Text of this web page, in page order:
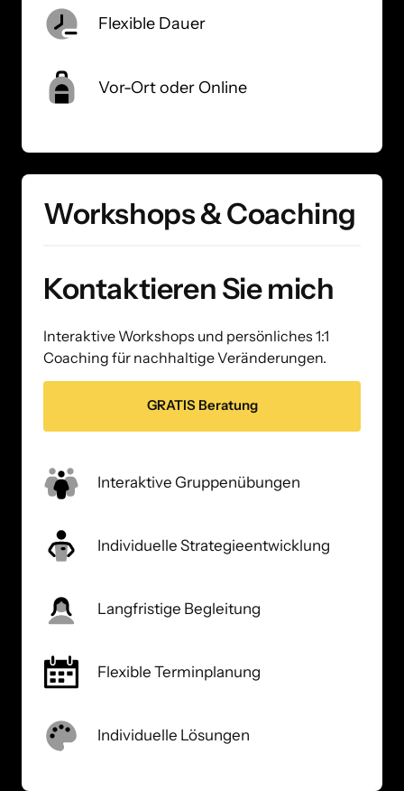
Flexible Dauer
Vor-Ort oder Online
Workshops & Coaching
Kontaktieren Sie mich
Interaktive Workshops und persönliches 1:1
Coaching für nachhaltige Veränderungen.
GRATIS Beratung
Interaktive Gruppenübungen
Individuelle Strategieentwicklung
Langfristige Begleitung
Flexible Terminplanung
Individuelle Lösungen